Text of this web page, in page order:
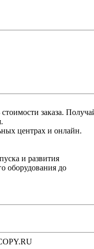
заказа.
центрах и онлайн.
и развития
оборудования до